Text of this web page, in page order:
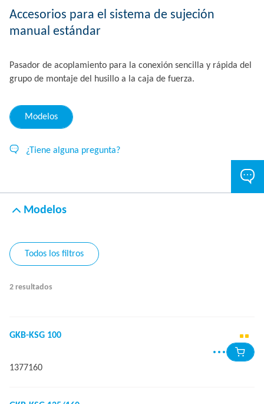
Accesorios para el sistema de sujeción
manual estándar
Pasador de acoplamiento para la conexión sencilla y rápida del
grupo de montaje del husillo a la caja de fuerza.
Modelos
¿Tiene alguna pregunta?
Modelos
Todos los filtros
2 resultados
GKB-KSG 100
1377160